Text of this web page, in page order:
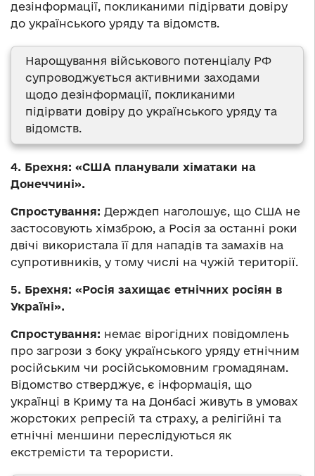
дезінформації, покликаними підірвати довіру
до українського уряду та відомств.
Нарощування військового потенціалу РФ
супроводжується активними заходами
щодо дезінформації, покликаними
підірвати довіру до українського уряду та
відомств.
4. Брехня: «США планували хіматаки на
Донеччині».
Спростування: Держдеп наголошує, що США не
застосовують хімзброю, а Росія за останні роки
двічі використала її для нападів та замахів на
супротивників, у тому числі на чужій території.
5. Брехня: «Росія захищає етнічних росіян в
Україні».
Спростування: немає вірогідних повідомлень
про загрози з боку українського уряду етнічним
російським чи російськомовним громадянам.
Відомство стверджує, є інформація, що
українці в Криму та на Донбасі живуть в умовах
жорстоких репресій та страху, а релігійні та
етнічні меншини переслідуються як
екстремісти та терористи.